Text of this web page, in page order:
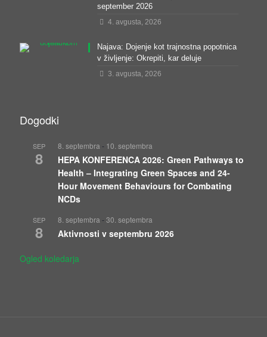
september 2026
4. avgusta, 2026
Najava: Dojenje kot trajnostna popotnica
v življenje: Okrepiti, kar deluje
3. avgusta, 2026
Dogodki
SEP
8
8. septembra - 10. septembra
HEPA KONFERENCA 2026: Green Pathways to
Health – Integrating Green Spaces and 24-
Hour Movement Behaviours for Combating
NCDs
SEP
8
8. septembra - 30. septembra
Aktivnosti v septembru 2026
Ogled koledarja